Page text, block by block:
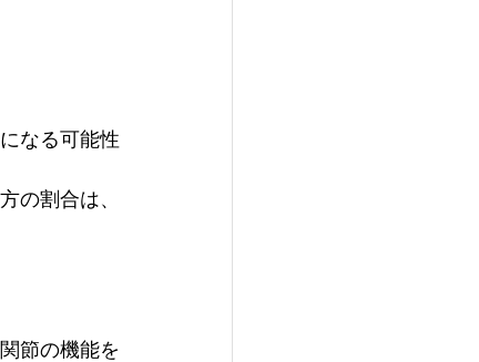
なる可能性
の割合は、
節の機能を